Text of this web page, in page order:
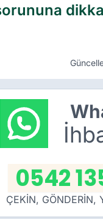
0542
ÇEKİN, GÖNDERİN,